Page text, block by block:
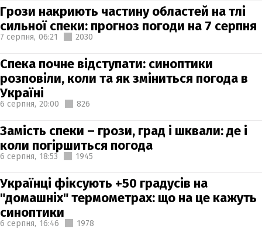
Грози накриють частину областей на тлі
сильної спеки: прогноз погоди на 7 серпня
7 серпня, 06:21 2030
Спека почне відступати: синоптики
розповіли, коли та як зміниться погода в
Україні
6 серпня, 20:00 826
Замість спеки – грози, град і шквали: де і
коли погіршиться погода
6 серпня, 18:53 1945
Українці фіксують +50 градусів на
"домашніх" термометрах: що на це кажуть
синоптики
6 серпня, 16:46 1978